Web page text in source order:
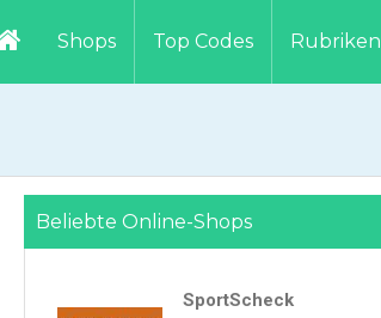
Shops Top Codes Rubriken
Beliebte Online-Shops
SportScheck